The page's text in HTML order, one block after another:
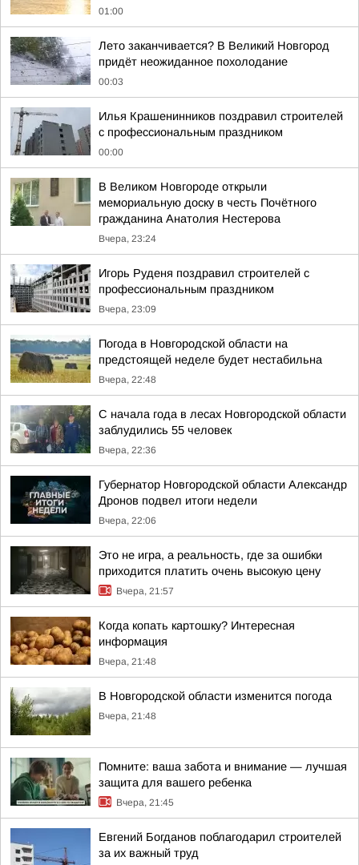
01:00
Лето заканчивается? В Великий Новгород
придёт неожиданное похолодание
00:03
Илья Крашенинников поздравил строителей
с профессиональным праздником
00:00
В Великом Новгороде открыли
мемориальную доску в честь Почётного
гражданина Анатолия Нестерова
Вчера, 23:24
Игорь Руденя поздравил строителей с
профессиональным праздником
Вчера, 23:09
Погода в Новгородской области на
предстоящей неделе будет нестабильна
Вчера, 22:48
С начала года в лесах Новгородской области
заблудились 55 человек
Вчера, 22:36
Губернатор Новгородской области Александр
Дронов подвел итоги недели
Вчера, 22:06
Это не игра, а реальность, где за ошибки
приходится платить очень высокую цену
Вчера, 21:57
Когда копать картошку? Интересная
информация
Вчера, 21:48
В Новгородской области изменится погода
Вчера, 21:48
Помните: ваша забота и внимание — лучшая
защита для вашего ребенка
Вчера, 21:45
Евгений Богданов поблагодарил строителей
за их важный труд